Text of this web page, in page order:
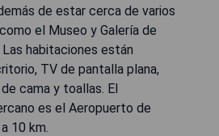
de estar cerca de varios
el Museo y Galería de
habitaciones están
TV de pantalla plana,
cama y toallas. El
es el Aeropuerto de
10 km.